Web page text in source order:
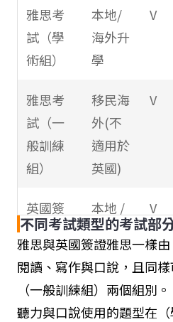
雅思考
試（學
術組）
本地/
海外升
學
V
雅思考
試（一
般訓練
組）
移民海
外(不
適用於
英國)
V
英國簽
證雅思
考試
（學術
組）
本地 /
英國留
學申請
V
不同考試類型的考試部
雅思與英國簽證雅思一樣
閱讀、寫作與口說，且同
（一般訓練組）兩個組別。
聽力與口說使用的題型在